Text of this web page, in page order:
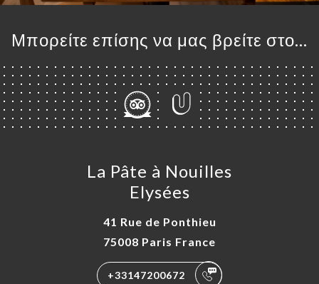
Μπορείτε επίσης να μας βρείτε στο...
La Pâte à Nouilles
Elysées
41 Rue de Ponthieu
75008 Paris France
+33147200672